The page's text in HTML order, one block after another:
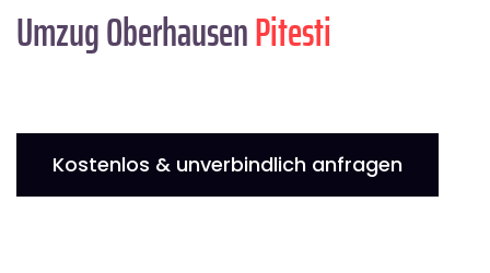
Umzug OberhausenPitesti
Kostenlos & unverbindlich anfragen